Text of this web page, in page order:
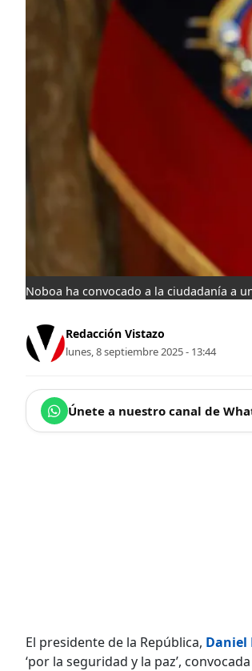
Noboa ha convocado a la ciudadanía a
Redacción Vistazo
lunes, 8 septiembre 2025 - 13:44
Únete a nuestro canal de
El presidente de la República, Daniel
‘por la seguridad y la paz’,